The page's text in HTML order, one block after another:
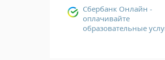
Сбербанк Онлайн -
оплачивайте
образовательные